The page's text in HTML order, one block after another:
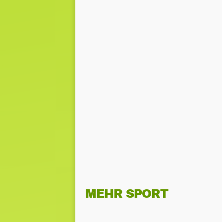
MEHR SPORT